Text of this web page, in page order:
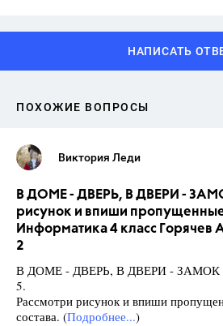
НАПИСАТЬ
ПОХОЖИЕ ВОПРОСЫ
Виктория Леди
В ДОМЕ - ДВЕРЬ, В ДВЕРИ -
рисунок и впиши
Информатика 4 класс Горячев
2
В ДОМЕ - ДВЕРЬ, В ДВЕРИ - ЗАМОК
5.
Рассмотри рисунок и впиши
состава. (Подробнее...)